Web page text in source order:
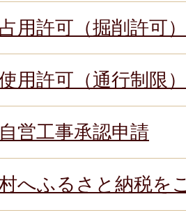
用許可（掘削許可
用許可（通行制限
営工事承認申請
へふるさと納税を